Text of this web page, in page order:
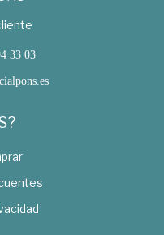
33 03